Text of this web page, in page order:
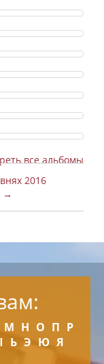
все альбомы
2016
→
М Н О П Р
Ь Э Ю Я